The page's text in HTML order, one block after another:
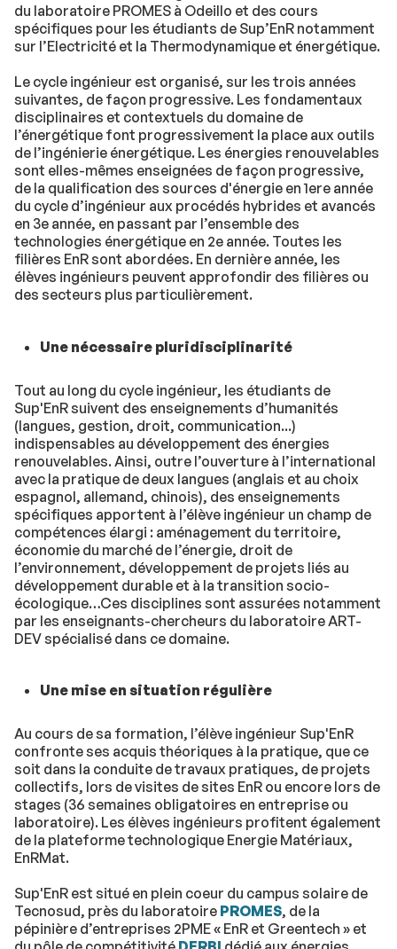
du laboratoire PROMES à Odeillo et des cours
spécifiques pour les étudiants de Sup’EnR notamment
sur l’Electricité et la Thermodynamique et énergétique.
Le cycle ingénieur est organisé, sur les trois années
suivantes, de façon progressive. Les fondamentaux
disciplinaires et contextuels du domaine de
l’énergétique font progressivement la place aux outils
de l’ingénierie énergétique. Les énergies renouvelables
sont elles-mêmes enseignées de façon progressive,
de la qualification des sources d'énergie en 1ere année
du cycle d’ingénieur aux procédés hybrides et avancés
en 3e année, en passant par l’ensemble des
technologies énergétique en 2e année. Toutes les
filières EnR sont abordées. En dernière année, les
élèves ingénieurs peuvent approfondir des filières ou
des secteurs plus particulièrement.
Une nécessaire pluridisciplinarité
Tout au long du cycle ingénieur, les étudiants de
Sup'EnR suivent des enseignements d’humanités
(langues, gestion, droit, communication...)
indispensables au développement des énergies
renouvelables. Ainsi, outre l’ouverture à l’international
avec la pratique de deux langues (anglais et au choix
espagnol, allemand, chinois), des enseignements
spécifiques apportent à l’élève ingénieur un champ de
compétences élargi : aménagement du territoire,
économie du marché de l’énergie, droit de
l’environnement, développement de projets liés au
développement durable et à la transition socio-
écologique…Ces disciplines sont assurées notamment
par les enseignants-chercheurs du laboratoire ART-
DEV spécialisé dans ce domaine.
Une mise en situation régulière
Au cours de sa formation, l’élève ingénieur Sup'EnR
confronte ses acquis théoriques à la pratique, que ce
soit dans la conduite de travaux pratiques, de projets
collectifs, lors de visites de sites EnR ou encore lors de
stages (36 semaines obligatoires en entreprise ou
laboratoire). Les élèves ingénieurs profitent également
de la plateforme technologique Energie Matériaux,
EnRMat.
Sup'EnR est situé en plein coeur du campus solaire de
Tecnosud, près du laboratoire PROMES, de la
pépinière d’entreprises 2PME « EnR et Greentech » et